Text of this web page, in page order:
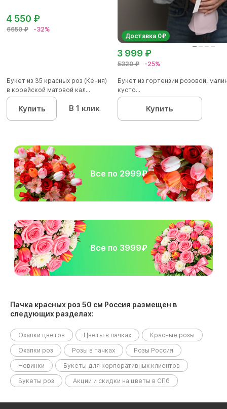
6650 ₽ -32%
4 550 ₽
Букет из 35 красных роз (Кения)
в корейской матовой кал...
Купить В 1 клик
Доставка 0₽
5320 ₽ -25%
3 999 ₽
Букет из гортензии розовой,
кусто...
Купить
Все по 2999₽
Все по 3999₽
Пачка красных роз 50 см Россия размещен в
следующих разделах:
Охапки цветов Цветы в пачках
Красные розы
Охапки роз
Розы в пачках
Розы Россия
Новинки
Букеты для корпоративных клиентов
Букеты роз
Акции и скидки на цветы в СПб